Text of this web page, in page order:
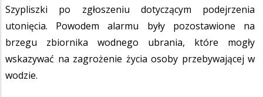
Szypliszki po zgłoszeniu dotyczącym podejrzenia
utonięcia. Powodem alarmu były pozostawione na
brzegu zbiornika wodnego ubrania, które mogły
wskazywać na zagrożenie życia osoby przebywającej w
wodzie.